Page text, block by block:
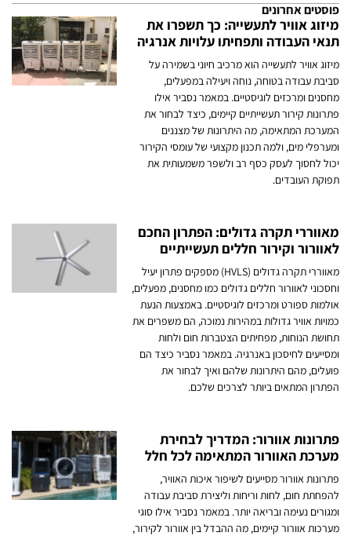
פוסטים אחרונים
מיזוג אוויר לתעשייה: כך תשפרו את
תנאי העבודה ותפחיתו עלויות אנרגיה
מיזוג אוויר לתעשייה הוא מרכיב חיוני בשמירה על
סביבת עבודה בטוחה, נוחה ויעילה במפעלים,
מחסנים ומרכזים לוגיסטיים. במאמר נסביר אילו
פתרונות קירור תעשייתיים קיימים, כיצד לבחור את
המערכת המתאימה, מה היתרונות של מצננים
ומערפלי מים, ולמה תכנון מקצועי של עומסי הקירור
יכול לחסוך לעסק כסף רב ולשפר משמעותית את
תפוקת העובדים.
מאווררי תקרה גדולים: הפתרון החכם
לאוורור וקירור חללים תעשייתיים
מאווררי תקרה גדולים (HVLS) מספקים פתרון יעיל
וחסכוני לאוורור חללים גדולים כמו מחסנים, מפעלים,
אולמות ספורט ומרכזים לוגיסטיים. באמצעות הנעת
כמויות אוויר גדולות במהירות נמוכה, הם משפרים את
תחושת הנוחות, מפחיתים הצטברות חום ולחות
ומסייעים לחיסכון באנרגיה. במאמר נסביר כיצד הם
פועלים, מהם היתרונות שלהם ואיך לבחור את
הפתרון המתאים ביותר לצרכים שלכם.
פתרונות אוורור: המדריך לבחירת
מערכת האוורור המתאימה לכל חלל
פתרונות אוורור מסייעים לשיפור איכות האוויר,
להפחתת חום, לחות וריחות וליצירת סביבת עבודה
ומגורים נעימה ובריאה יותר. במאמר נסביר אילו סוגי
מערכות אוורור קיימים, מה ההבדל בין אוורור לקירור,